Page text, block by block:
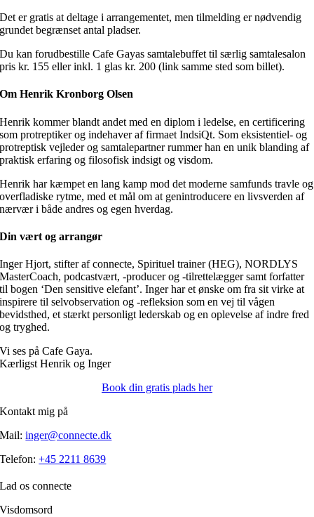
Det er gratis at deltage i arrangementet, men tilmelding er nødvendig
grundet begrænset antal pladser.
Du kan forudbestille Cafe Gayas samtalebuffet til særlig samtalesalon
pris kr. 155 eller inkl. 1 glas kr. 200 (link samme sted som billet).
Om Henrik Kronborg Olsen
Henrik kommer blandt andet med en diplom i ledelse, en certificering
som protreptiker og indehaver af firmaet IndsiQt. Som eksistentiel- og
protreptisk vejleder og samtalepartner rummer han en unik blanding af
praktisk erfaring og filosofisk indsigt og visdom.
Henrik har kæmpet en lang kamp mod det moderne samfunds travle og
overfladiske rytme, med et mål om at genintroducere en livsverden af
nærvær i både andres og egen hverdag.
Din vært og arrangør
Inger Hjort, stifter af connecte, Spirituel trainer (HEG), NORDLYS
MasterCoach, podcastvært, -producer og -tilrettelægger samt forfatter
til bogen ‘Den sensitive elefant’. Inger har et ønske om fra sit virke at
inspirere til selvobservation og -refleksion som en vej til vågen
bevidsthed, et stærkt personligt lederskab og en oplevelse af indre fred
og tryghed.
Vi ses på Cafe Gaya.
Kærligst Henrik og Inger
Book din gratis plads her
Kontakt mig på
Mail:inger@connecte.dk
Telefon:+45 2211 8639
Lad os connecte
Visdomsord